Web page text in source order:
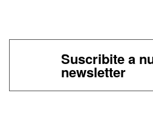
Suscribite a
newsletter